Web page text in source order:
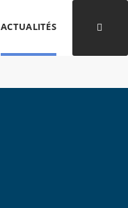
ACTUALITÉS